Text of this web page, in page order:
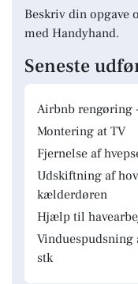
Beskriv din opgave
med Handyhand.
Seneste
Airbnb rengøring
Montering at TV
Fjernelse af
Udskiftning af
kælderdøren
Hjælp til
Vinduespudsning
stk